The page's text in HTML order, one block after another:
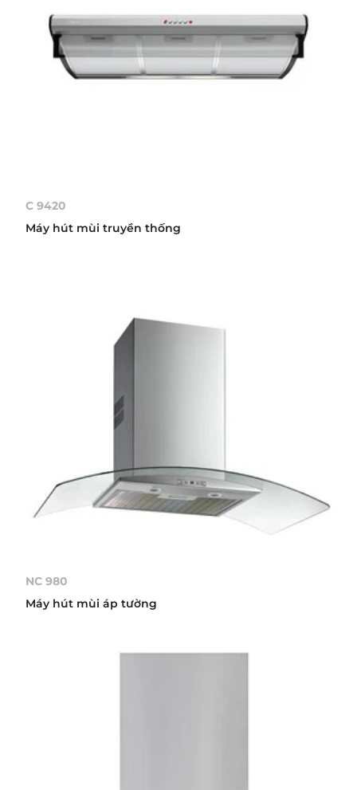
C 9420
Máy hút mùi truyền thống
NC 980
Máy hút mùi áp tường